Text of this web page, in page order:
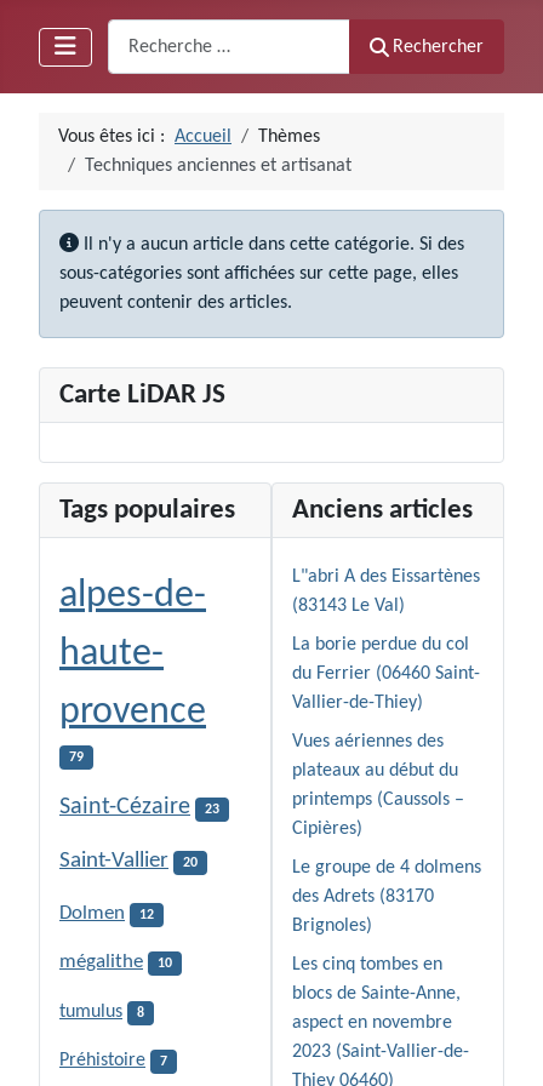
Rechercher
Vous êtes ici : Accueil
Thèmes
Techniques anciennes et artisanat
Info
Il n'y a aucun article dans cette catégorie. Si des
sous-catégories sont affichées sur cette page, elles
peuvent contenir des articles.
Carte LiDAR JS
Tags populaires
alpes-de-
haute-
provence
79
Saint-Cézaire 23
Saint-Vallier 20
Dolmen 12
mégalithe 10
tumulus 8
Préhistoire 7
Anciens articles
L"abri A des Eissartènes
(83143 Le Val)
La borie perdue du col
du Ferrier (06460 Saint-
Vallier-de-Thiey)
Vues aériennes des
plateaux au début du
printemps (Caussols –
Cipières)
Le groupe de 4 dolmens
des Adrets (83170
Brignoles)
Les cinq tombes en
blocs de Sainte-Anne,
aspect en novembre
2023 (Saint-Vallier-de-
Thiey 06460)